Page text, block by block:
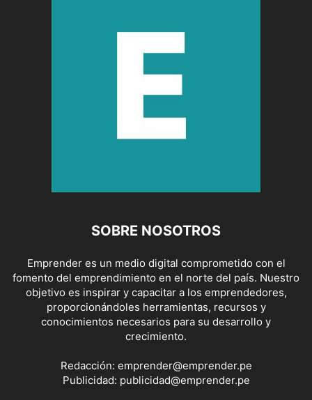
SOBRE NOSOTROS
Emprender es un medio digital comprometido con el
fomento del emprendimiento en el norte del país. Nuestro
objetivo es inspirar y capacitar a los emprendedores,
proporcionándoles herramientas, recursos y
conocimientos necesarios para su desarrollo y
crecimiento.
Redacción: emprender@emprender.pe
Publicidad: publicidad@emprender.pe